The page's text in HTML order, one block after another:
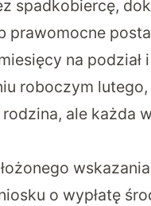
spadkobiercę,
na podział
roboczym lutego,
ale każda
o wypłatę